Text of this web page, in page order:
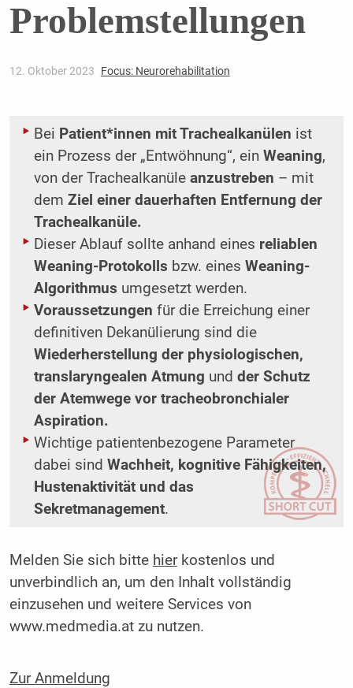
Problemstellungen
12. Oktober 2023 Focus: Neurorehabilitation
Bei Patient*innen mit Trachealkanülen ist
ein Prozess der „Entwöhnung“, ein Weaning,
von der Trachealkanüleanzustreben – mit
dem Ziel einer dauerhaften Entfernung der
Trachealkanüle.
Dieser Ablauf sollte anhand eines reliablen
Weaning-Protokolls bzw. eines Weaning-
Algorithmus umgesetzt werden.
Voraussetzungen für die Erreichung einer
definitiven Dekanülierung sind die
Wiederherstellung der physiologischen,
translaryngealen Atmung und der Schutz
der Atemwege vor tracheobronchialer
Aspiration.
Wichtige patientenbezogene Parameter
dabei sind Wachheit, kognitive Fähigkeiten,
Hustenaktivität und das
Sekretmanagement.
Melden Sie sich bitte hierkostenlos und
unverbindlich an, um den Inhalt vollständig
einzusehen und weitere Services von
www.medmedia.at zu nutzen.
Zur Anmeldung